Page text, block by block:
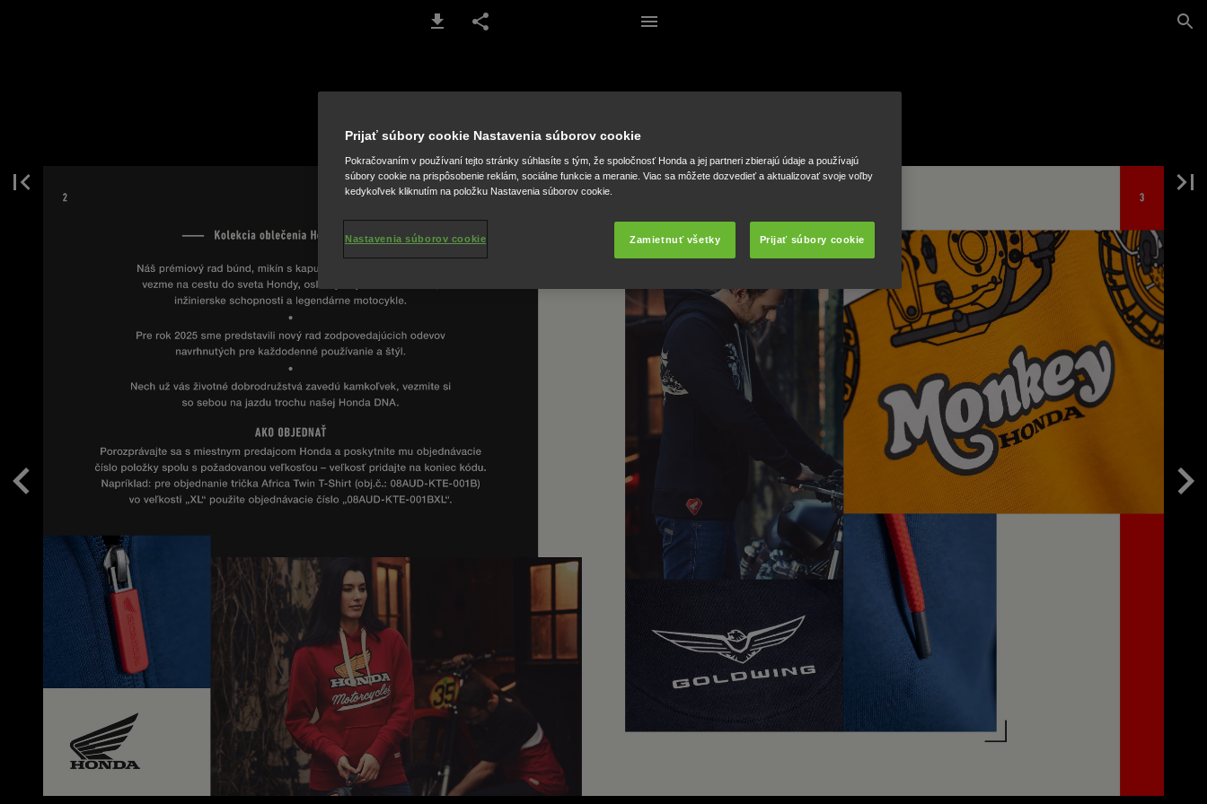
Prijať súbory cookie Nastavenia súborov cookie
Pokračovaním v používaní tejto stránky súhlasíte s tým, že spoločnosť Honda a jej partneri zbierajú údaje a používajú
súbory cookie na prispôsobenie reklám, sociálne funkcie a meranie. Viac sa môžete dozvedieť a aktualizovať svoje voľby
kedykoľvek kliknutím na položku Nastavenia súborov cookie.
Zamietnuť všetky Prijať súbory cookie
Nastavenia súborov cookie